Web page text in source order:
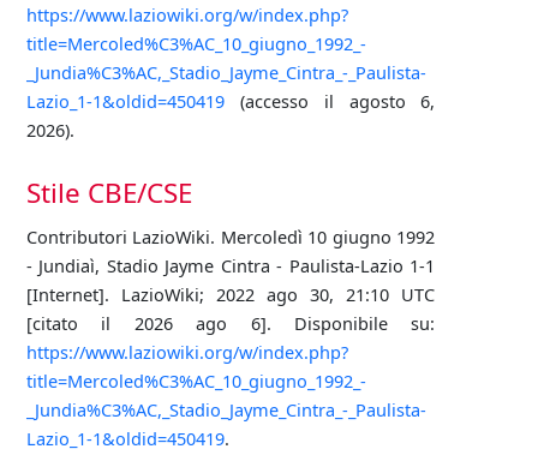
https://www.laziowiki.org/w/index.php?
title=Mercoled%C3%AC_10_giugno_1992_-
_Jundia%C3%AC,_Stadio_Jayme_Cintra_-_Paulista-
Lazio_1-1&oldid=450419 (accesso il agosto 6,
2026).
Stile CBE/CSE
Contributori LazioWiki. Mercoledì 10 giugno 1992
- Jundiaì, Stadio Jayme Cintra - Paulista-Lazio 1-1
[Internet]. LazioWiki; 2022 ago 30, 21:10 UTC
[citato il 2026 ago 6]. Disponibile su:
https://www.laziowiki.org/w/index.php?
title=Mercoled%C3%AC_10_giugno_1992_-
_Jundia%C3%AC,_Stadio_Jayme_Cintra_-_Paulista-
Lazio_1-1&oldid=450419.